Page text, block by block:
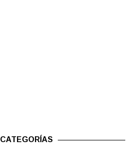
CATEGORÍAS